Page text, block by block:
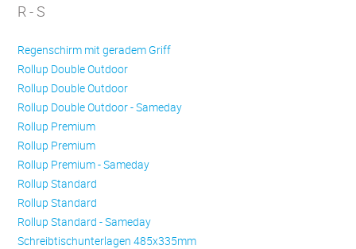
R - S
Regenschirm mit geradem Griff
Rollup Double Outdoor
Rollup Double Outdoor
Rollup Double Outdoor - Sameday
Rollup Premium
Rollup Premium
Rollup Premium - Sameday
Rollup Standard
Rollup Standard
Rollup Standard - Sameday
Schreibtischunterlagen 485x335mm